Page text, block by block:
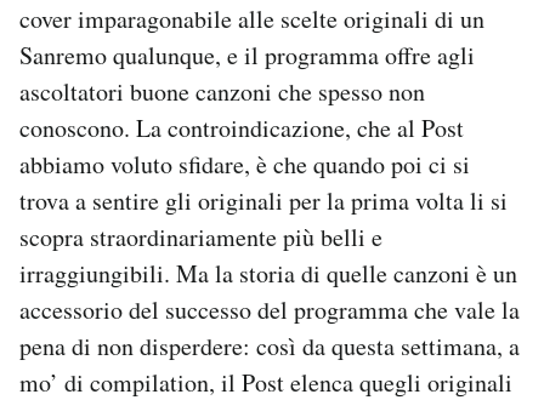
cover imparagonabile alle scelte originali di un
Sanremo qualunque, e il programma offre agli
ascoltatori buone canzoni che spesso non
conoscono. La controindicazione, che al Post
abbiamo voluto sfidare, è che quando poi ci si
trova a sentire gli originali per la prima volta li si
scopra straordinariamente più belli e
irraggiungibili. Ma la storia di quelle canzoni è un
accessorio del successo del programma che vale la
pena di non disperdere: così da questa settimana, a
mo’ di compilation, il Post elenca quegli originali